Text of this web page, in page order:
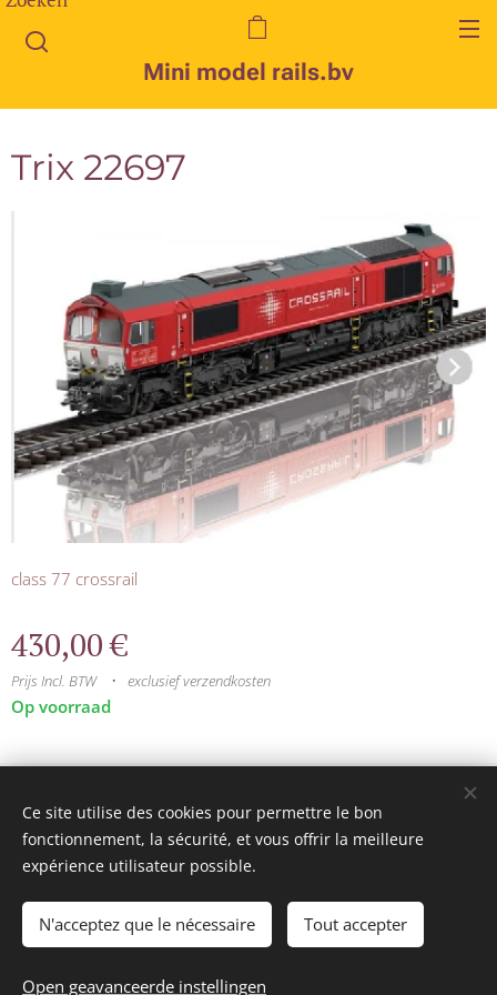
Mini model rails.bv
Trix 22697
class 77 crossrail
430,00€
Prijs Incl. BTW exclusief verzendkosten
Op voorraad
Toevoegen aan de winkelwagen
mini model rails
Talen
Français
Nederlands
Ce site utilise des cookies pour permettre le bon
fonctionnement, la sécurité, et vous offrir la meilleure
expérience utilisateur possible.
N'acceptez que le nécessaire Tout accepter
Open geavanceerde instellingen